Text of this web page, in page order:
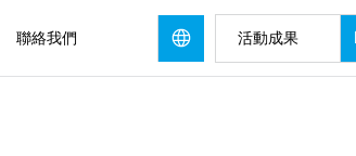
聯絡我們 活動成果